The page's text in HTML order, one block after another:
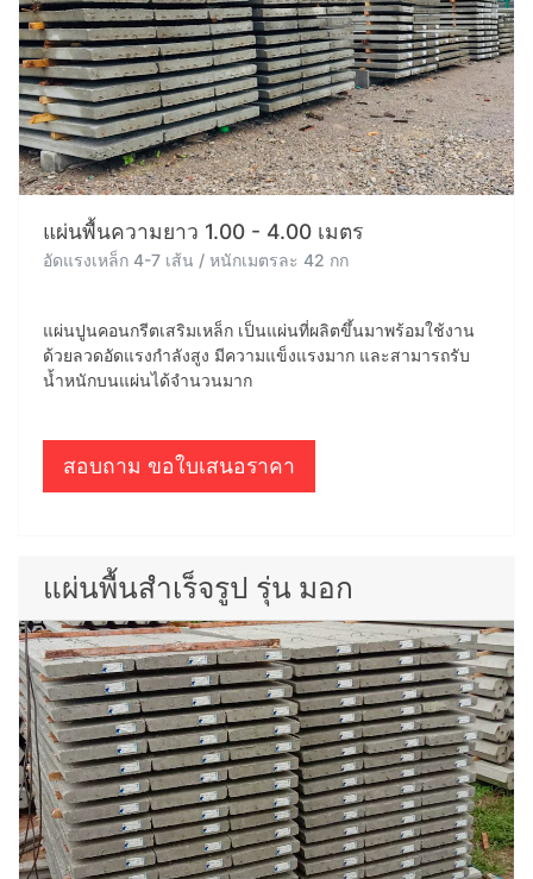
แผ่นพื้นความยาว 1.00 - 4.00 เมตร
อัดแรงเหล็ก 4-7 เส้น / หนักเมตรละ 42 กก
แผ่นปูนคอนกรีตเสริมเหล็ก เป็นแผ่นที่ผลิตขึ้นมาพร้อมใช้งาน
ด้วยลวดอัดแรงกำลังสูง มีความแข็งแรงมาก และสามารถรับ
น้ำหนักบนแผ่นได้จำนวนมาก
สอบถาม ขอใบเสนอราคา
แผ่นพื้นสำเร็จรูป รุ่น มอก